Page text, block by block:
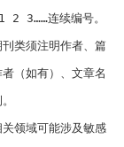
1 2 3……连续编号。
类须注明作者、篇
（如有）、文章名
领域可能涉及敏感